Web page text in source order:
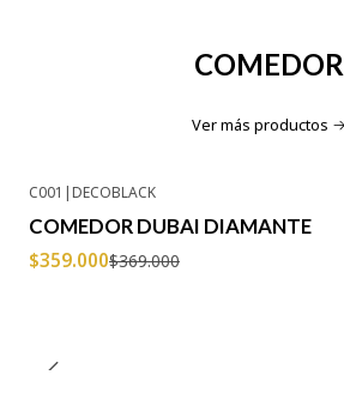
COMEDOR
Ver más productos
Agotado
C001 |DECOBLACK
COMEDOR DUBAI DIAMANTE
$359.000$369.000